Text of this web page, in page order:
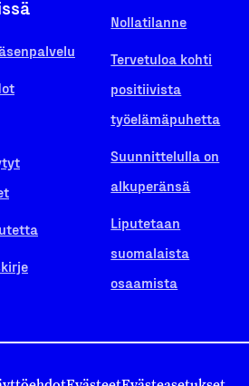
Nollatilanne
Tervetuloa kohti
positiivista
työelämäpuhetta
Suunnittelulla on
alkuperänsä
Liputetaan
suomalaista
osaamista